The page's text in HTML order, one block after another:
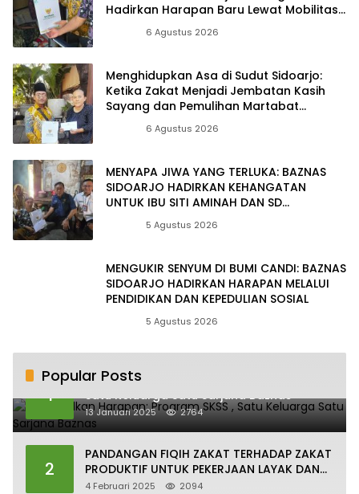
Hadirkan Harapan Baru Lewat Mobilitas
6 Agustus 2026
Menghidupkan Asa di Sudut Sidoarjo:
Ketika Zakat Menjadi Jembatan Kasih
Sayang dan Pemulihan Martabat
6 Agustus 2026
MENYAPA JIWA YANG TERLUKA: BAZNAS
SIDOARJO HADIRKAN KEHANGATAN
UNTUK IBU SITI AMINAH DAN SD
5 Agustus 2026
MENGUKIR SENYUM DI BUMI CANDI: BAZNAS
SIDOARJO HADIRKAN HARAPAN MELALUI
PENDIDIKAN DAN KEPEDULIAN SOSIAL
5 Agustus 2026
Popular Posts
1
Mewujudkan Harapan: Program SKSS ,
Satu Keluarga Satu Sarjana Baznas
13 Januari 2025 2764
2
PANDANGAN FIQIH ZAKAT TERHADAP ZAKAT
PRODUKTIF UNTUK PEKERJAAN LAYAK DAN
PERTUMBUHAN EKONOMI SESUAI DENGAN
4 Februari 2025 2094